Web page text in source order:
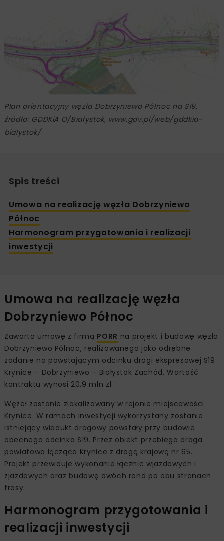
Plan orientacyjny węzła Dobrzyniewo Północ na S19,
źródło: GDDKiA O/Białystok, www.gov.pl/web/gddkia-
bialystok/
Spis treści
Umowa na realizację węzła Dobrzyniewo
Północ
Harmonogram przygotowania i realizacji
inwestycji
Umowa na realizację węzła
Dobrzyniewo Północ
Zawarto umowę z firmą PORR na projekt i budowę węzła
Dobrzyniewo Północ, realizowanego jako odrębne
zadanie na powstającym odcinku drogi ekspresowej S19
Krynice – Dobrzyniewo – Białystok Zachód. Wartość
kontraktu wynosi 20,9 mln zł.
Węzeł zostanie zlokalizowany w rejonie miejscowości
Krynice. W ramach inwestycji wykorzystany zostanie
istniejący wiadukt drogowy powstały przy budowie
obecnego odcinka S19. Przez obiekt przebiega droga
powiatowa łącząca Krynice z drogą krajową nr 65.
Projekt przewiduje wykonanie łącznic wjazdowych i
zjazdowych oraz budowę dwóch rond po obu stronach
trasy.
Harmonogram przygotowania i
realizacji inwestycji